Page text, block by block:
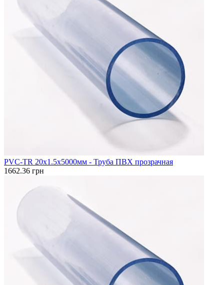
PVC-TR 20x1.5x5000мм - Труба ПВХ прозрачная
1662.36 грн